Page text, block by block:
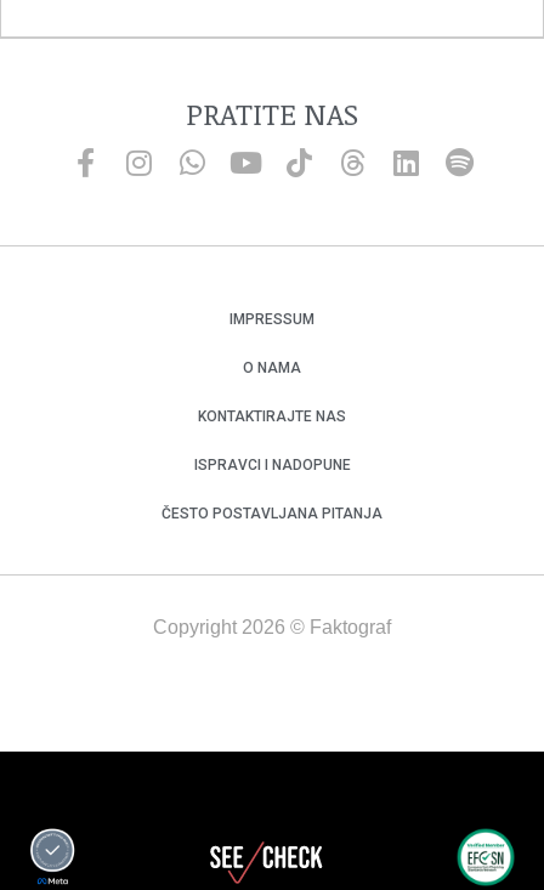
PRATITE NAS
IMPRESSUM
O NAMA
KONTAKTIRAJTE NAS
ISPRAVCI I NADOPUNE
ČESTO POSTAVLJANA PITANJA
Copyright 2026 © Faktograf